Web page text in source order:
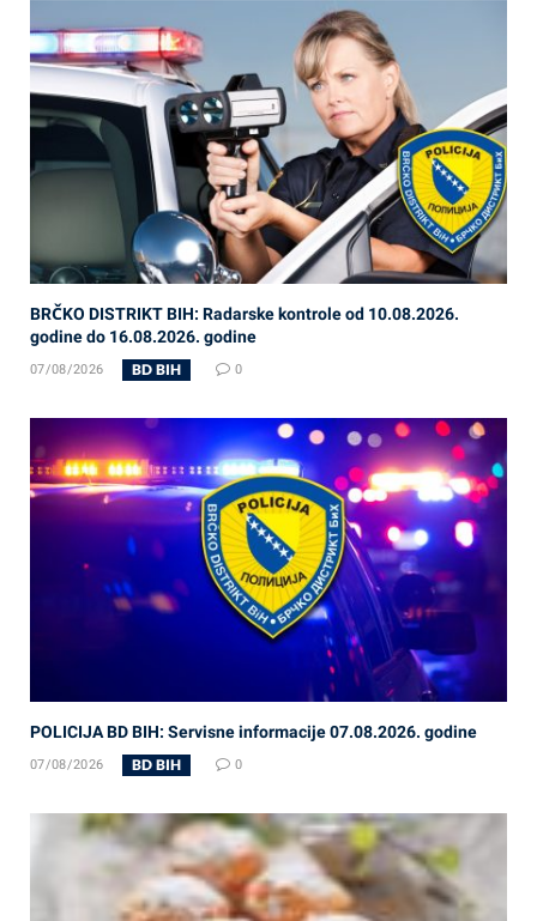
BRČKO DISTRIKT BIH: Radarske kontrole od 10.08.2026.
godine do 16.08.2026. godine
07/08/2026 BD BIH 0
POLICIJA BD BIH: Servisne informacije 07.08.2026. godine
07/08/2026 BD BIH 0